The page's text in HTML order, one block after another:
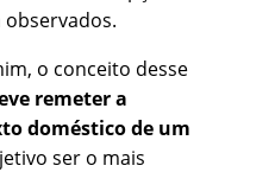
o conceito desse
remeter a
doméstico de um
ser o mais